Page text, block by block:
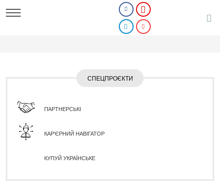
СПЕЦПРОЄКТИ
ПАРТНЕРСЬКІ
КАР'ЄРНИЙ НАВІГАТОР
КУПУЙ УКРАЇНСЬКЕ